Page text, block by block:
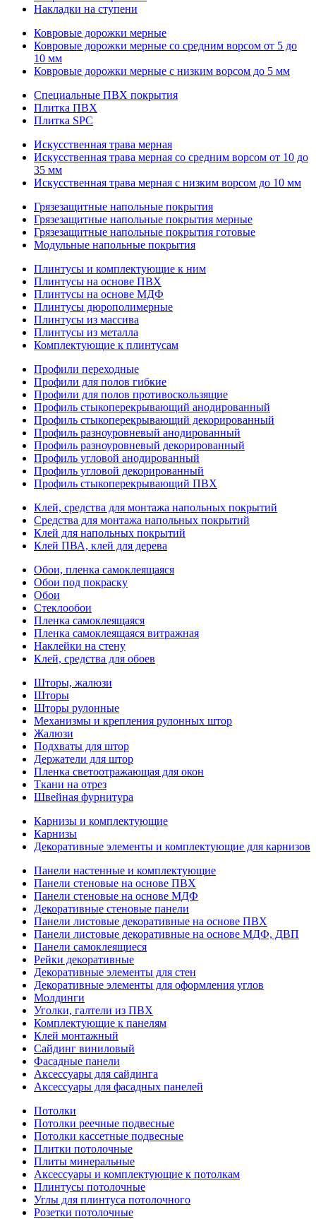
Накладки на ступени
Ковровые дорожки мерные
Ковровые дорожки мерные со средним ворсом от 5 до
10 мм
Ковровые дорожки мерные с низким ворсом до 5 мм
Специальные ПВХ покрытия
Плитка ПВХ
Плитка SPC
Искуccтвенная трава мерная
Искусственная трава мерная со средним ворсом от 10 до
35 мм
Искусственная трава мерная с низким ворсом до 10 мм
Грязезащитные напольные покрытия
Грязезащитные напольные покрытия мерные
Грязезащитные напольные покрытия готовые
Модульные напольные покрытия
Плинтусы и комплектующие к ним
Плинтусы на основе ПВХ
Плинтусы на основе МДФ
Плинтусы дюрополимерные
Плинтусы из массива
Плинтусы из металла
Комплектующие к плинтусам
Профили переходные
Профили для полов гибкие
Профили для полов противоскользящие
Профиль стыкоперекрывающий анодированный
Профиль стыкоперекрывающий декорированный
Профиль разноуровневый анодированный
Профиль разноуровневый декорированный
Профиль угловой анодированный
Профиль угловой декорированный
Профиль стыкоперекрывающий ПВХ
Клей, средства для монтажа напольных покрытий
Средства для монтажа напольных покрытий
Клей для напольных покрытий
Клей ПВА, клей для дерева
Обои, пленка самоклеящаяся
Обои под покраску
Обои
Стеклообои
Пленка самоклеящаяся
Пленка самоклеящаяся витражная
Наклейки на стену
Клей, средства для обоев
Шторы, жалюзи
Шторы
Шторы рулонные
Механизмы и крепления рулонных штор
Жалюзи
Подхваты для штор
Держатели для штор
Пленка светоотражающая для окон
Ткани на отрез
Швейная фурнитура
Карнизы и комплектующие
Карнизы
Декоративные элементы и комплектующие для карнизов
Панели настенные и комплектующие
Панели стеновые на основе ПВХ
Панели стеновые на основе МДФ
Декоративные стеновые панели
Панели листовые декоративные на основе ПВХ
Панели листовые декоративные на основе МДФ, ДВП
Панели самоклеящиеся
Рейки декоративные
Декоративные элементы для стен
Декоративные элементы для оформления углов
Молдинги
Уголки, галтели из ПВХ
Комплектующие к панелям
Клей монтажный
Сайдинг виниловый
Фасадные панели
Аксессуары для сайдинга
Аксессуары для фасадных панелей
Потолки
Потолки реечные подвесные
Потолки кассетные подвесные
Плитки потолочные
Плиты минеральные
Аксессуары и комплектующие к потолкам
Плинтусы потолочные
Углы для плинтуса потолочного
Розетки потолочные